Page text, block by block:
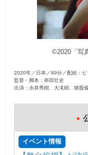
こ
の
街
©2020「写
2020年／日本／89分／配給：
監督・脚本：串田壮史
出演：永井秀樹、大滝樹、猪股
イベント情報